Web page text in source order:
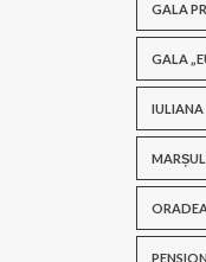
GALA
GALA
IULIANA